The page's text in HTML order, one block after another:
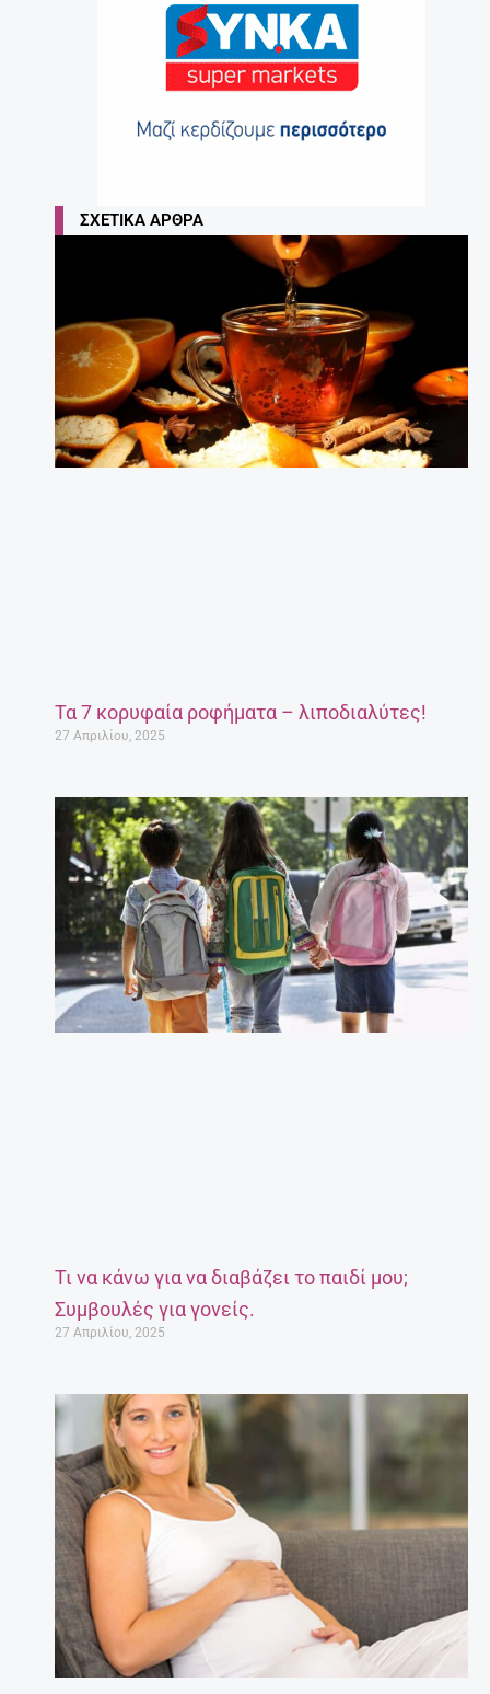
ΣΧΕΤΙΚΆ ΆΡΘΡΑ
Τα 7 κορυφαία ροφήματα – λιποδιαλύτες!
27 Απριλίου, 2025
Τι να κάνω για να διαβάζει το παιδί μου;
Συμβουλές για γονείς.
27 Απριλίου, 2025